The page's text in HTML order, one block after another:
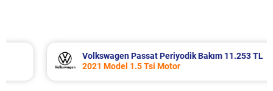
Volkswagen Passat Periyodik Bakım 11.253 TL
2021 Model 1.5 Tsi Motor